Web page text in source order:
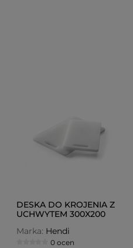
DESKA DO KROJENIA Z
UCHWYTEM 300X200
Marka: Hendi
0 ocen